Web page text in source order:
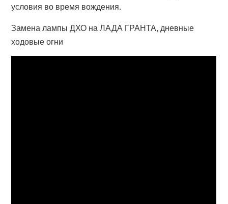
условия во время вождения.
Замена лампы ДХО на ЛАДА ГРАНТА, дневные
ходовые огни